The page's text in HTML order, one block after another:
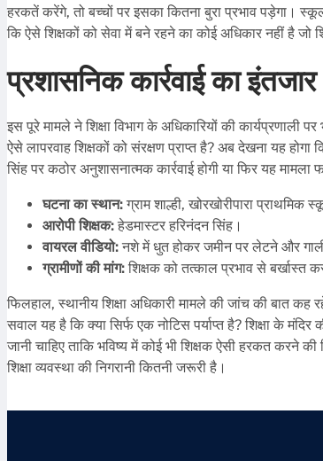
हरकतें करेंगे, तो बच्चों पर इसका कितना बुरा प्रभाव पड़ेगा।
कि ऐसे शिक्षकों को सेवा में बने रहने का कोई अधिकार नहीं है जो
प्रशासनिक कार्रवाई का इंतजार
इस पूरे मामले ने शिक्षा विभाग के अधिकारियों की कार्यप्रणाली
ऐसे लापरवाह शिक्षकों को संरक्षण प्राप्त है? अब देखना यह
सिंह पर कठोर अनुशासनात्मक कार्रवाई होगी या फिर यह मामला
घटना का स्थान: ग्राम शाल्ही, खोरखोरीपारा
आरोपी शिक्षक: हेडमास्टर हरिनंदन सिंह।
वायरल वीडियो: नशे में धुत होकर जमीन पर लेटने और
ग्रामीणों की मांग: शिक्षक को तत्काल प्रभाव से बर्खास्त
फिलहाल, स्थानीय शिक्षा अधिकारी मामले की जांच की बात
सवाल यह है कि क्या सिर्फ एक नोटिस पर्याप्त है? शिक्षा के
जानी चाहिए ताकि भविष्य में कोई भी शिक्षक ऐसी हरकत करने
शिक्षा व्यवस्था की निगरानी कितनी जरूरी है।